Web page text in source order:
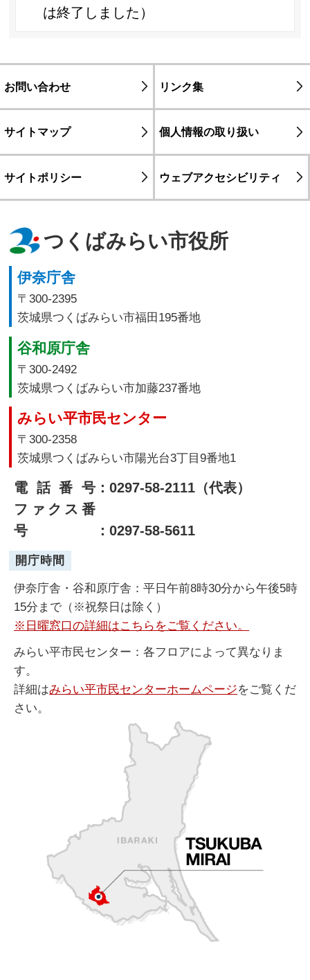
は終了しました）
お問い合わせ リンク集
サイトマップ 個人情報の取り扱い
サイトポリシー ウェブアクセシビリティ
つくばみらい市役所
伊奈庁舎
〒300-2395
茨城県つくばみらい市福田195番地
谷和原庁舎
〒300-2492
茨城県つくばみらい市加藤237番地
みらい平市民センター
〒300-2358
茨城県つくばみらい市陽光台3丁目9番地1
電話番号：0297-58-2111（代表）
ファクス番
号
：0297-58-5611
開庁時間
伊奈庁舎・谷和原庁舎：平日午前8時30分から午後5時
15分まで（※祝祭日は除く）
※日曜窓口の詳細はこちらをご覧ください。
みらい平市民センター：各フロアによって異なりま
す。
詳細はみらい平市民センターホームページをご覧くだ
さい。